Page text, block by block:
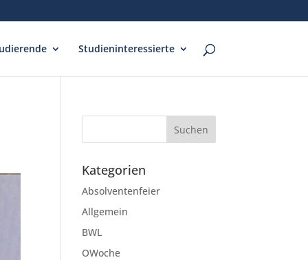
Studieninteressierte
Kategorien
Absolventenfeier
Allgemein
BWL
OWoche